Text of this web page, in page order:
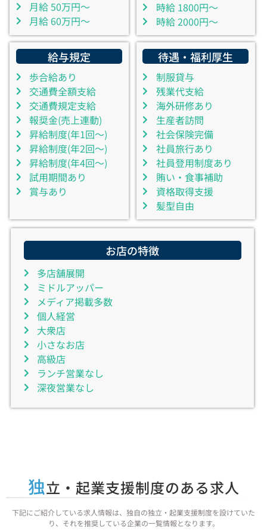
月給 50万円～
月給 60万円～
時給 1800円～
時給 2000円～
給与規定
歩合給あり
交通費全額支給
交通費規定支給
報奨金(売上連動)
昇給制度(年1回～)
昇給制度(年2回～)
昇給制度(年4回～)
試用期間あり
賞与あり
待遇・福利厚生
制服貸与
残業代支給
海外研修あり
生産者訪問
社会保険完備
社員旅行あり
社員登用制度あり
賄い・食事補助
資格取得支援
髪型自由
お店の特徴
多店舗展開
ミドルアッパー
メディア掲載多数
個人経営
大衆店
小さなお店
高級店
ランチ営業なし
深夜営業なし
独立・起業支援制度のある求人
下記にご紹介している求人情報は、独自の独立・起業支援制度を設けていた
り、それを推奨している企業の一覧情報となります。